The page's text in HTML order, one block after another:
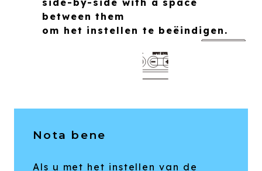
om het instellen te beëindigen.
Nota bene
Als u met het instellen van de